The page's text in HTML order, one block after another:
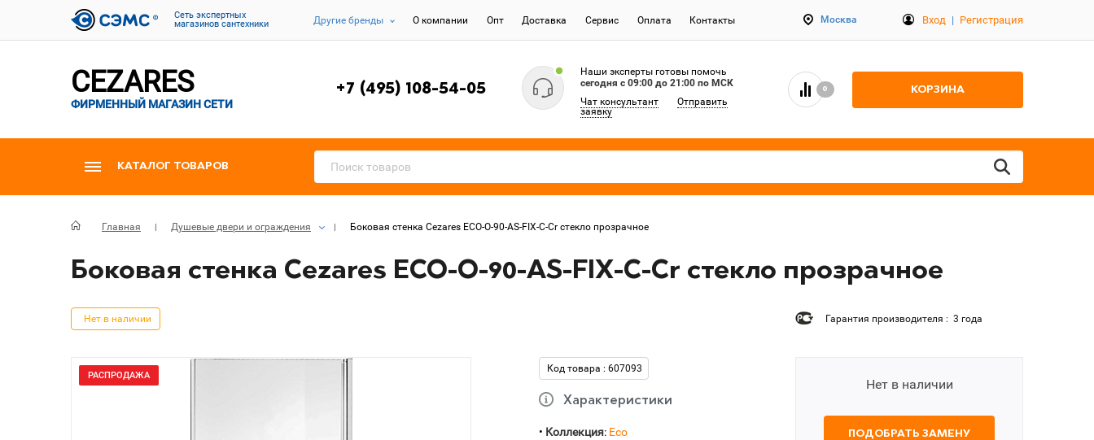
Cеть экспертных
магазинов сантехники
Другие бренды О компании Опт Доставка Сервис Оплата Контакты Москва Вход | Регистрация
CEZARES
ФИРМЕННЫЙ МАГАЗИН СЕТИ
+7 (495) 108-54-05
Наши эксперты готовы помочь
сегодня c 09:00 до 21:00 по МСК
Чат консультант
Отправить
заявку
0 КОРЗИНА
КАТАЛОГ ТОВАРОВ
Главная Душевые двери и ограждения Боковая стенка Cezares ECO-O-90-AS-FIX-C-Cr стекло прозрачное
Боковая стенка Cezares ECO-O-90-AS-FIX-C-Cr стекло прозрачное
Нет в наличии Гарантия производителя : 3 года
РАСПРОДАЖА
Код товара : 607093
Характеристики
• Коллекция: Eco
Нет в наличии
ПОДОБРАТЬ ЗАМЕНУ